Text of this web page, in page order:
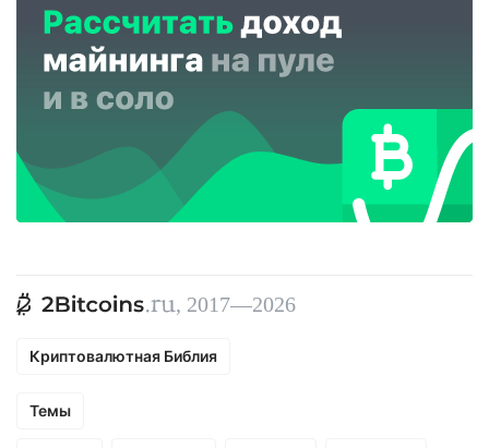
, 2017—2026
Криптовалютная Библия
Темы